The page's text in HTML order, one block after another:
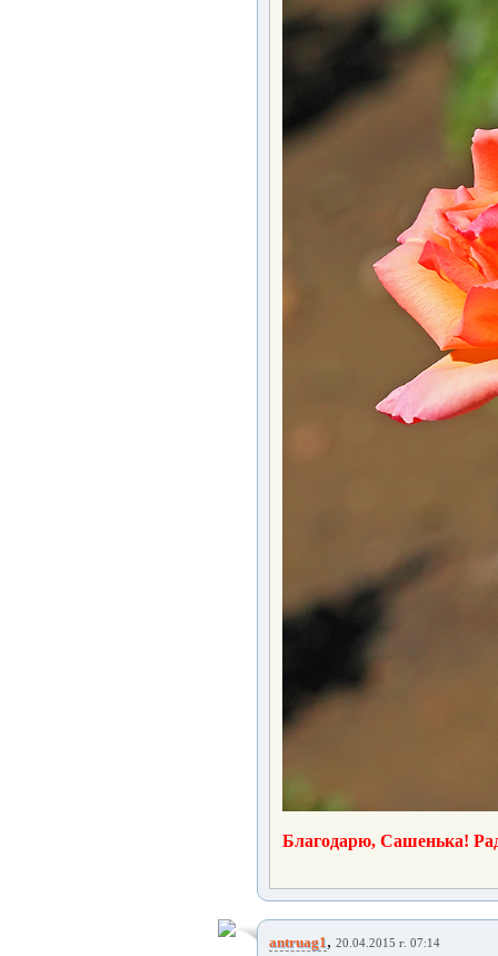
Благодарю, Сашенька!
antruag1, 20.04.2015 г. 07:14